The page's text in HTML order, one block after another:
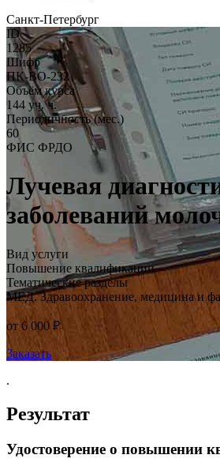
Санкт-Петербург
ID
1285
Шифр
ПК-ВО-232
Объём курса
144 уч. ч.
Периодичность (мес.)
60
ФИС ФРДО
Лучевая
заболеваний
Вид услуги
Повышение квалификации
Тематические разделы
МЕД. Здравоохранение, медицина и
от 6 000 ₽
Заказать
.
Результат
Удостоверение о повышении